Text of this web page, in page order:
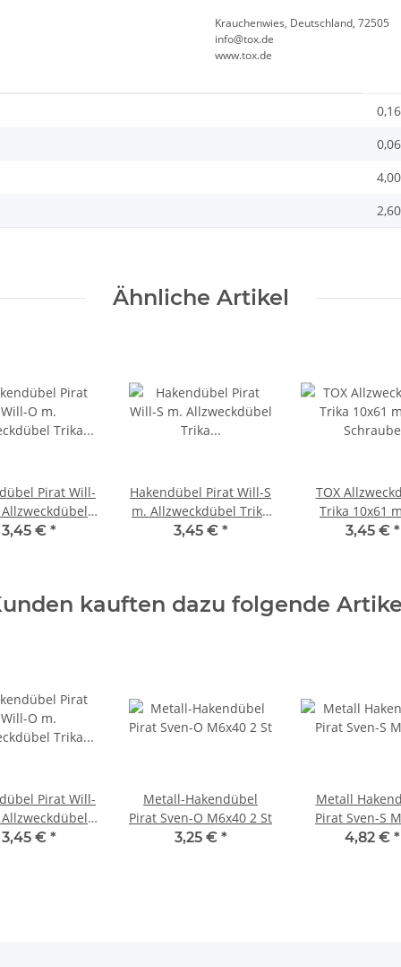
Krauchenwies, Deutschland, 72505
info@tox.de
www.tox.de
0,06
Ähnliche Artikel
Pirat Will-
Trika BL 4
3,45 € *
Hakendübel Pirat Will-S
m. Allzweckdübel Trika
BL 2
3,45 € *
TOX
Trika 10x61
Schraube
3,45 € *
kauften dazu folgende
Pirat Will-
Trika BL 4
3,45 € *
Metall-Hakendübel
Pirat Sven-O M6x40 2 St
3,25 € *
Metall
Pirat Sven-S
4,82 € *